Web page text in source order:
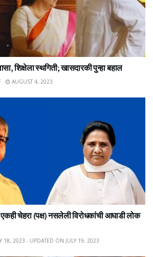
शिक्षेला स्थगिती; खासदारकी पुन्हा बहाल
AUGUST 4, 2023
चेहरा (पक्ष) नसलेली विरोधकांची आघाडी लोक
18, 2023 - UPDATED ON JULY 19, 2023